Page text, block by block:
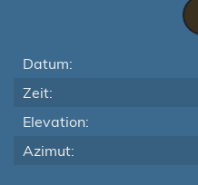
Datum:
Zeit:
Elevation:
Azimut: